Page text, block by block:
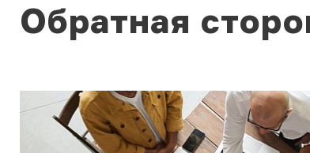
Обратная